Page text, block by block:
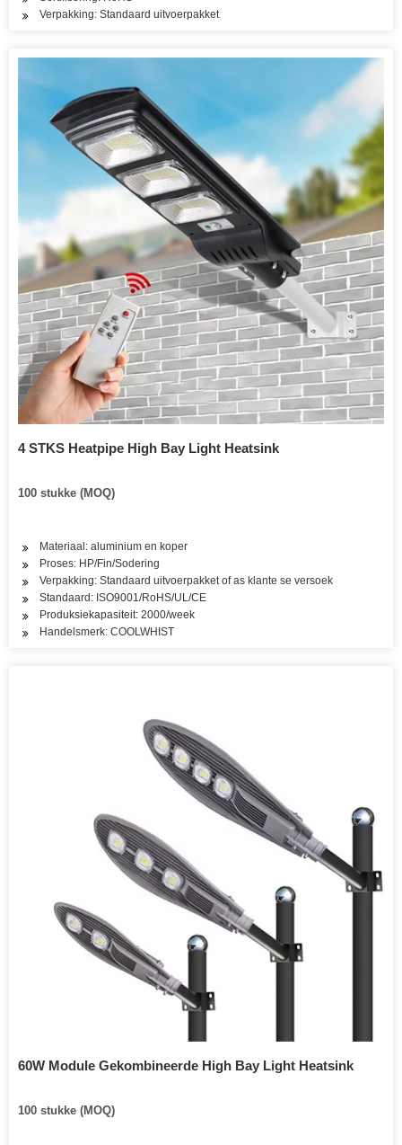
Verpakking: Standaard uitvoerpakket
4 STKS Heatpipe High Bay Light Heatsink
100 stukke (MOQ)
Materiaal: aluminium en koper
Proses: HP/Fin/Sodering
Verpakking: Standaard uitvoerpakket of as klante se versoek
Standaard: ISO9001/RoHS/UL/CE
Produksiekapasiteit: 2000/week
Handelsmerk: COOLWHIST
60W Module Gekombineerde High Bay Light Heatsink
100 stukke (MOQ)